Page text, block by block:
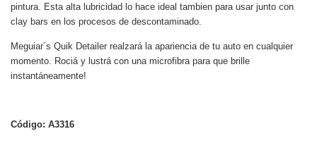
pintura. Esta alta lubricidad lo hace ideal tambien para usar junto con
clay bars en los procesos de descontaminado.
Meguiar´s Quik Detailer realzará la apariencia de tu auto en cualquier
momento. Rociá y lustrá con una microfibra para que brille
instantáneamente!
Código: A3316